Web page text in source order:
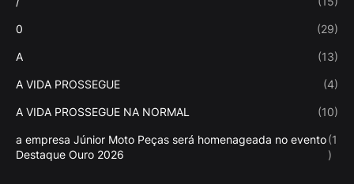
0 (29)
A (13)
A VIDA PROSSEGUE (4)
A VIDA PROSSEGUE NA NORMAL (10)
a empresa Júnior Moto Peças será homenageada no evento
Destaque Ouro 2026
(1
)